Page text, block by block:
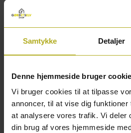
Samtykke Detaljer
Denne hjemmeside bruger
Vi bruger cookies til at tilpasse
annoncer, til at vise dig
at analysere vores trafik. Vi deler
din brug af vores hjemmeside
ned, som du har vehov for det.
Så behøves du ikke have alle
Denne knagerække er sort og